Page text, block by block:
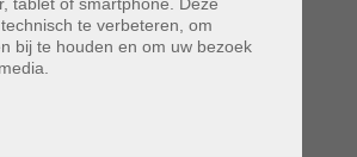
te verbeteren, om
bij te houden en om uw bezoek